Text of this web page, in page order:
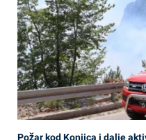
Požar kod Konjica i dalje